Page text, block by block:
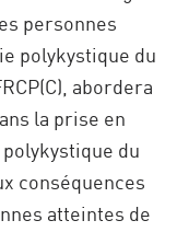
personnes
polykystique du
abordera
la prise en
du
conséquences
atteintes de